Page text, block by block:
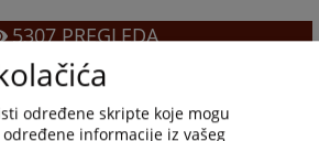
5307PREGLEDA
određene skripte koje mogu
informacije iz vašeg